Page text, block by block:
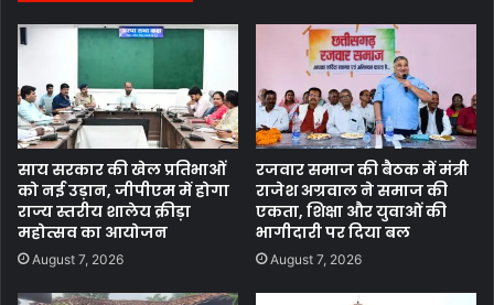
साय सरकार की खेल प्रतिभाओं
को नई उड़ान, जीपीएम में होगा
राज्य स्तरीय शालेय क्रीड़ा
महोत्सव का आयोजन
August 7, 2026
रजवार समाज की बैठक में मंत्री
राजेश अग्रवाल ने समाज की
एकता, शिक्षा और युवाओं की
भागीदारी पर दिया बल
August 7, 2026